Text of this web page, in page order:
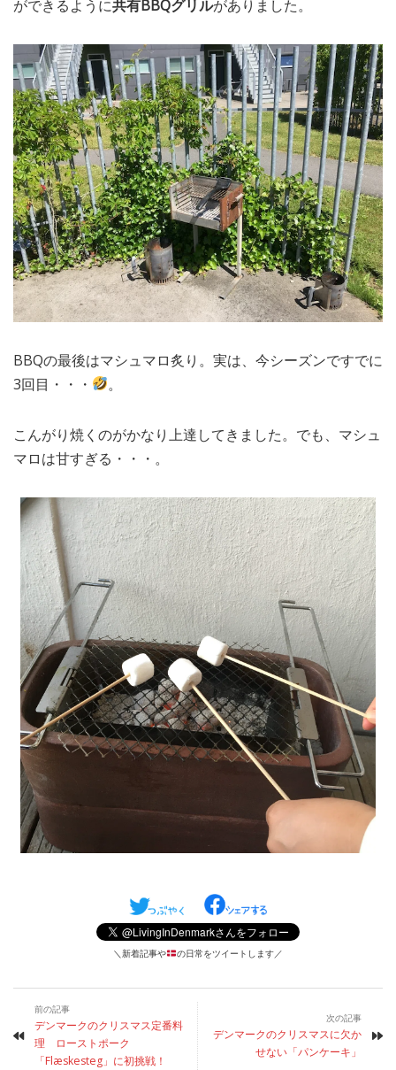
ができるように共有BBQグリルがありました。
BBQの最後はマシュマロ炙り。実は、今シーズンですでに
3回目・・・
。
こんがり焼くのがかなり上達してきました。でも、マシュ
マロは甘すぎる・・・。
＼新着記事や の日常をツイートします／
前の記事
デンマークのクリスマス定番料
理 ローストポーク
「Flæskesteg」に初挑戦！
次の記事
デンマークのクリスマスに欠か
せない「パンケーキ」